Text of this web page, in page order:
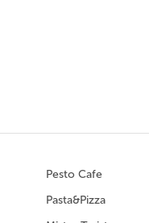
Pesto Cafe
Pasta&Pizza